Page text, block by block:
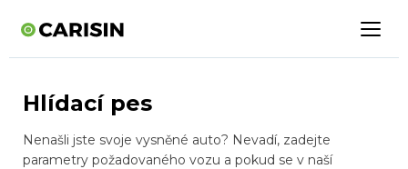
Hlídací pes
Nenašli jste svoje vysněné auto? Nevadí, zadejte
parametry požadovaného vozu a pokud se v naší